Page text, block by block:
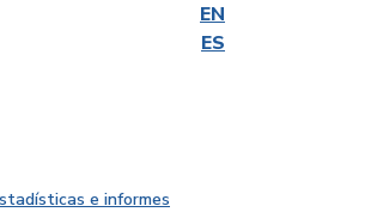
EN
ES
e informes